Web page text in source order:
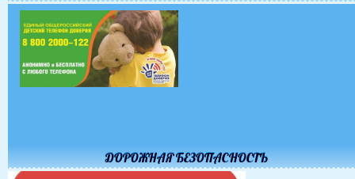
ДОРОЖНАЯ БЕЗОПАСНОСТЬ